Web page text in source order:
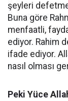
şeyleri
Buna göre
menfaatli,
ediyor. Rahim
ifade ediyor.
nasıl olması
Peki Yüce